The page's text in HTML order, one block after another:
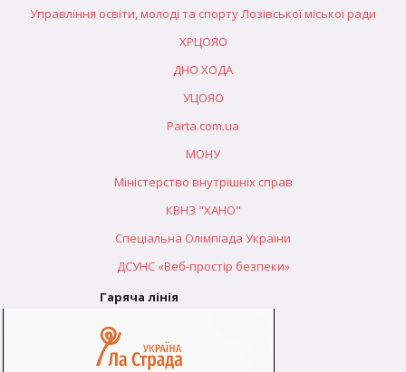
Управління освіти, молоді та спорту Лозівської міської ради
ХРЦОЯО
ДНО ХОДА
УЦОЯО
Parta.com.ua
МОНУ
Міністерство внутрішніх справ
КВНЗ "ХАНО"
Спеціальна Олімпіада України
ДСУНС «Веб-простір безпеки»
Гаряча лінія